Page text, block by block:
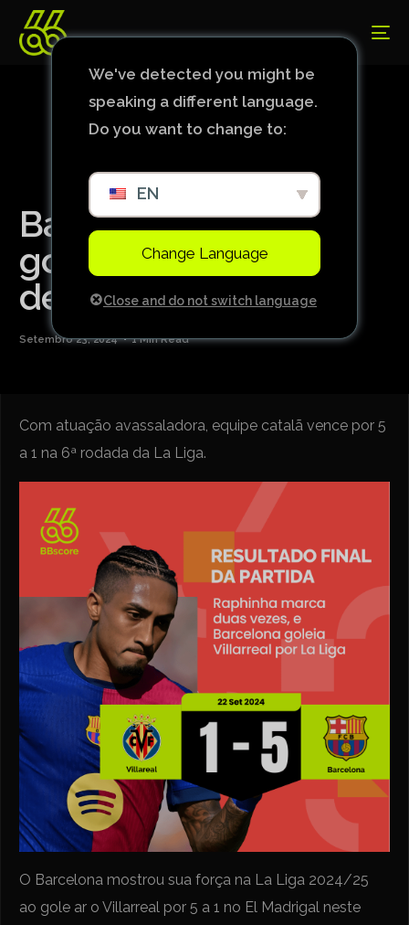
Barcelona domina e
goleia Villarreal fora
de casa
Setembro 23, 2024 1 Min Read
Com atuação avassaladora, equipe catalã vence por 5
a 1 na 6ª rodada da La Liga.
O Barcelona mostrou sua força na La Liga 2024/25
ao gole ar o Villarreal por 5 a 1 no El Madrigal neste
We've detected you might be
speaking a different language.
Do you want to change to:
EN
Change Language
Close and do not switch language